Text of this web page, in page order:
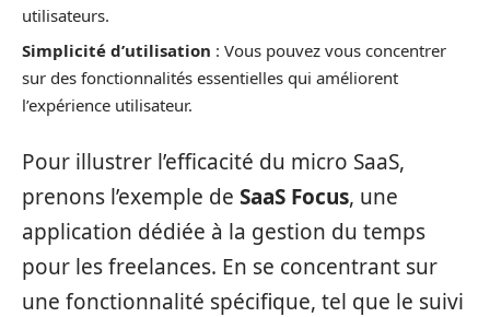
utilisateurs.
Simplicité d’utilisation : Vous pouvez vous concentrer
sur des fonctionnalités essentielles qui améliorent
l’expérience utilisateur.
Pour illustrer l’efficacité du micro SaaS,
prenons l’exemple de SaaS Focus, une
application dédiée à la gestion du temps
pour les freelances. En se concentrant sur
une fonctionnalité spécifique, tel que le suivi